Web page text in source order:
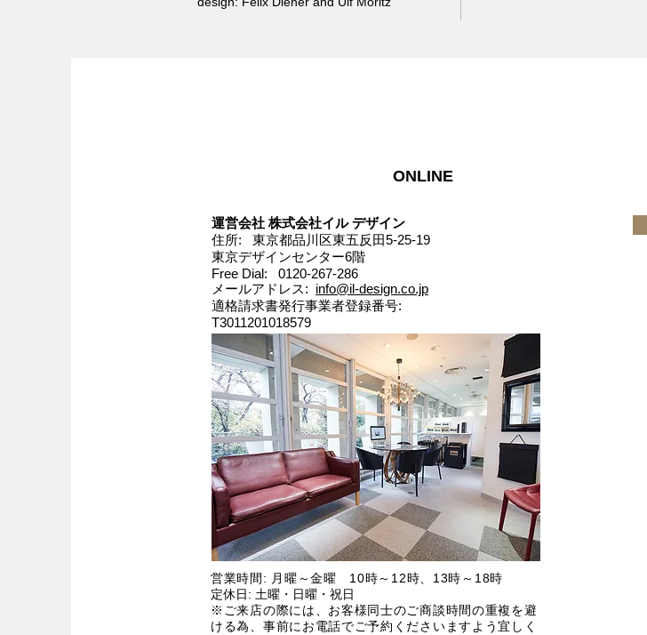
ONLINE
運営会社 株式会社イル デザイン​
住所: 東京都品川区東五反田5-25-19
東京デザインセンター6階
Free Dial: 0120-267-286
メールアドレス: info@il-design.co.jp
適格請求書発行事業者登録番号:
T3011201018579
営業時間: 月曜～金曜 10時～12時、13時～18時
定休日: 土曜・日曜・祝日
※ご来店の際には、お客様同士のご商談時間の重複を避
ける為、事前にお電話でご予約くださいますよう宜しく